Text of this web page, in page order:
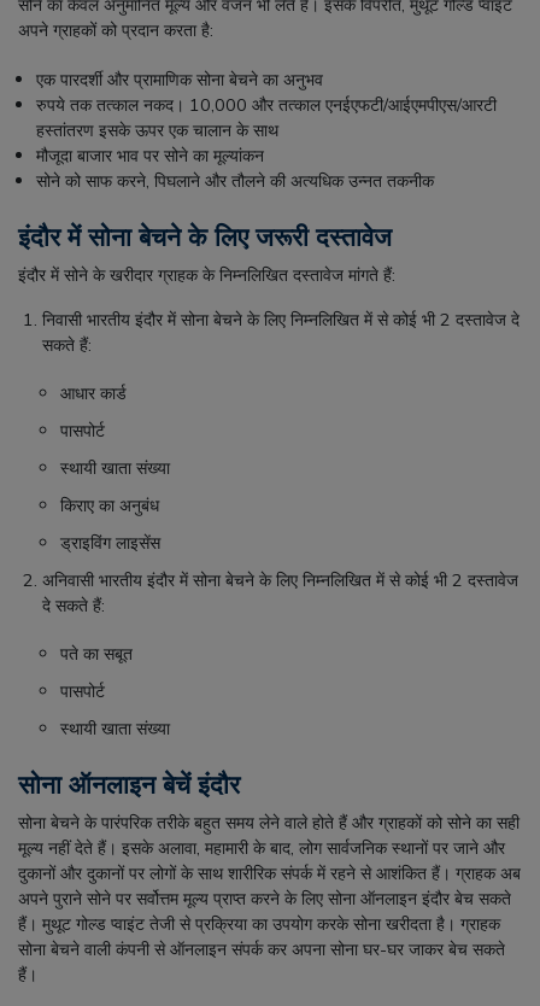
सोने का केवल अनुमानित मूल्य और वजन भी लेते हैं। इसके विपरीत, मुथूट गोल्ड प्वाइंट
अपने ग्राहकों को प्रदान करता है:
एक पारदर्शी और प्रामाणिक सोना बेचने का अनुभव
रुपये तक तत्काल नकद। 10,000 और तत्काल एनईएफटी/आईएमपीएस/आरटी
हस्तांतरण इसके ऊपर एक चालान के साथ
मौजूदा बाजार भाव पर सोने का मूल्यांकन
सोने को साफ करने, पिघलाने और तौलने की अत्यधिक उन्नत तकनीक
इंदौर में सोना बेचने के लिए जरूरी दस्तावेज
इंदौर में सोने के खरीदार ग्राहक के निम्नलिखित दस्तावेज मांगते हैं:
निवासी भारतीय इंदौर में सोना बेचने के लिए निम्नलिखित में से कोई भी 2 दस्तावेज दे
सकते हैं:
आधार कार्ड
पासपोर्ट
स्थायी खाता संख्या
किराए का अनुबंध
ड्राइविंग लाइसेंस
अनिवासी भारतीय इंदौर में सोना बेचने के लिए निम्नलिखित में से कोई भी 2 दस्तावेज
दे सकते हैं:
पते का सबूत
पासपोर्ट
स्थायी खाता संख्या
सोना ऑनलाइन बेचें इंदौर
सोना बेचने के पारंपरिक तरीके बहुत समय लेने वाले होते हैं और ग्राहकों को सोने का सही
मूल्य नहीं देते हैं। इसके अलावा, महामारी के बाद, लोग सार्वजनिक स्थानों पर जाने और
दुकानों और दुकानों पर लोगों के साथ शारीरिक संपर्क में रहने से आशंकित हैं। ग्राहक अब
अपने पुराने सोने पर सर्वोत्तम मूल्य प्राप्त करने के लिए सोना ऑनलाइन इंदौर बेच सकते
हैं। मुथूट गोल्ड प्वाइंट तेजी से प्रक्रिया का उपयोग करके सोना खरीदता है। ग्राहक
सोना बेचने वाली कंपनी से ऑनलाइन संपर्क कर अपना सोना घर-घर जाकर बेच सकते
हैं।